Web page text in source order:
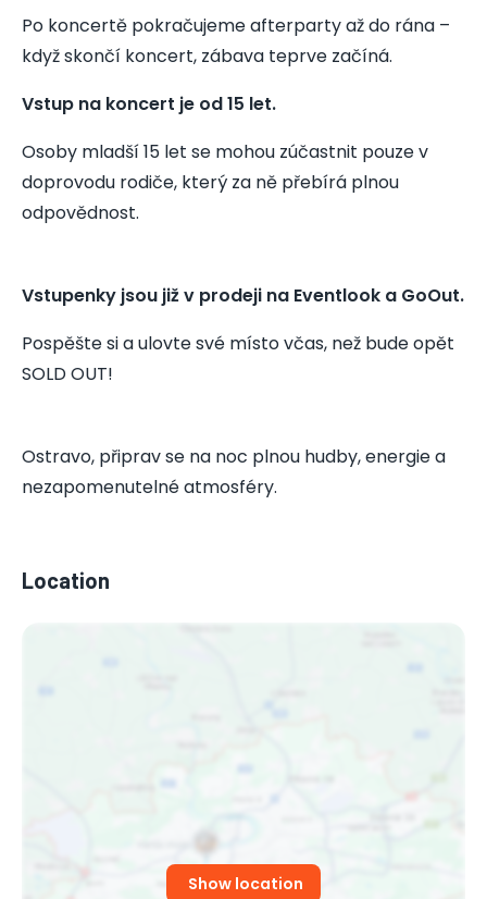
Po koncertě pokračujeme afterparty až do rána –
když skončí koncert, zábava teprve začíná.
Vstup na koncert je od 15 let.
Osoby mladší 15 let se mohou zúčastnit pouze v
doprovodu rodiče, který za ně přebírá plnou
odpovědnost.
Vstupenky jsou již v prodeji na Eventlook a GoOut.
Pospěšte si a ulovte své místo včas, než bude opět
SOLD OUT!
Ostravo, připrav se na noc plnou hudby, energie a
nezapomenutelné atmosféry.
Location
Show location